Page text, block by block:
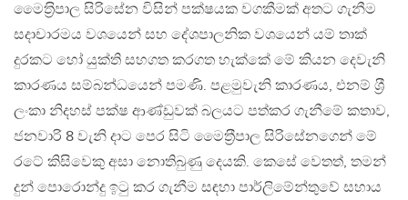
මෛත‍්‍රිපාල සිරිසේන විසින් පක්ෂයක වගකීමක් අතට ගැනීම
සදාචාරමය වශයෙන් සහ දේශපාලනික වශයෙන් යම් තාක්
දුරකට හෝ යුක්ති සහගත කරගත හැක්කේ මේ කියන දෙවැනි
කාරණය සම්බන්ධයෙන් පමණි. පළමුවැනි කාරණය, එනම් ශ‍්‍රී
ලංකා නිදහස් පක්ෂ ආණ්ඩුවක් බලයට පත්කර ගැනීමේ කතාව,
ජනවාරි 8 වැනි දාට පෙර සිටි මෛත‍්‍රීපාල සිරිසේනගෙන් මේ
රටේ කිසිවෙකු අසා නොතිබුණු දෙයකි. කෙසේ වෙතත්, තමන්
දුන් පොරොන්දු ඉටු කර ගැනීම සඳහා පාර්ලිමේන්තුවේ සහාය